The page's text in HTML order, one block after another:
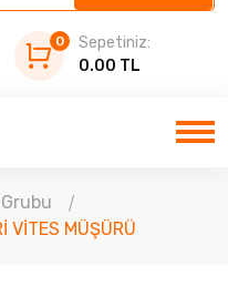
0
Sepetiniz:
0.00 TL
VİTES MÜŞÜRÜ